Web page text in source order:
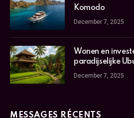
Komodo
December 7, 2025
Wonen en
paradijselijke
December 7, 2025
MESSAGES RÉCENTS